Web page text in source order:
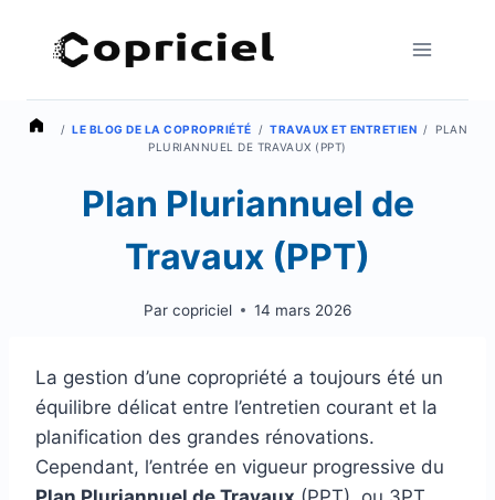
contenu
/ LE BLOG DE LA COPROPRIÉTÉ / TRAVAUX ET ENTRETIEN /
PLAN
PLURIANNUEL DE TRAVAUX (PPT)
Plan Pluriannuel de
Travaux (PPT)
Par copriciel 14 mars 2026
La gestion d’une copropriété a toujours été un
équilibre délicat entre l’entretien courant et la
planification des grandes rénovations.
Cependant, l’entrée en vigueur progressive du